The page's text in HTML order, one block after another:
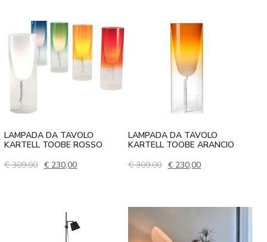
LAMPADA DA TAVOLO
KARTELL TOOBE ROSSO
€309,00 Il prezzo originale era: € 309,00.
€ 230,00Il prezzo attuale è: € 230,00.
LAMPADA DA TAVOLO
KARTELL TOOBE ARANCIO
€309,00 Il prezzo originale era: €
€ 230,00Il prezzo attuale